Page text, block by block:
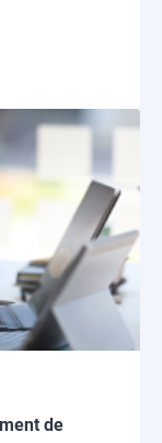
de